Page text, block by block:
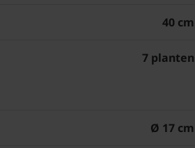
40 cm
7 planten
Ø 17 cm